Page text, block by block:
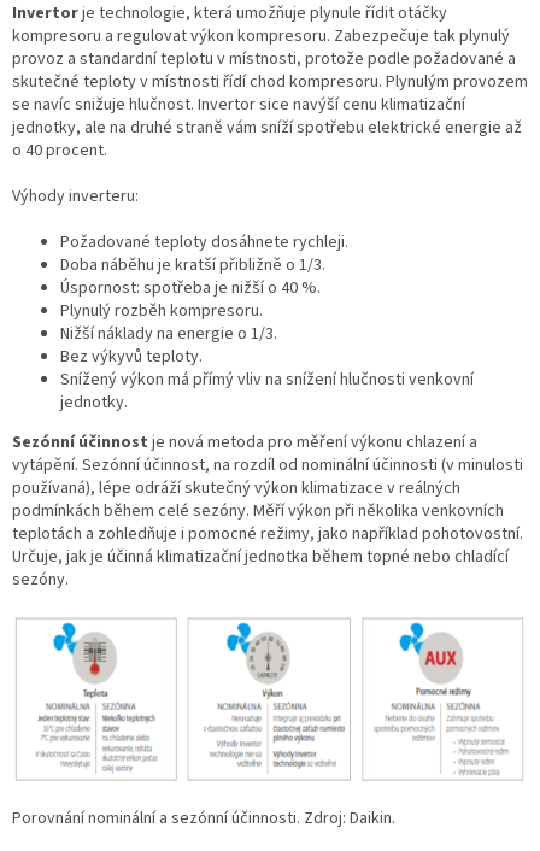
Invertorje technologie, která umožňuje plynule řídit otáčky
kompresoru a regulovat výkon kompresoru. Zabezpečuje tak plynulý
provoz a standardní teplotu v místnosti, protože podle požadované a
skutečné teploty v místnosti řídí chod kompresoru. Plynulým provozem
se navíc snižuje hlučnost. Invertor sice navýší cenu klimatizační
jednotky, ale na druhé straně vám sníží spotřebu elektrické energie až
o 40 procent.
Výhody inverteru:
Požadované teploty dosáhnete rychleji.
Doba náběhu je kratší přibližně o 1/3.
Úspornost: spotřeba je nižší o 40 %.
Plynulý rozběh kompresoru.
Nižší náklady na energie o 1/3.
Bez výkyvů teploty.
Snížený výkon má přímý vliv na snížení hlučnosti venkovní
jednotky.
Sezónní účinnost je nová metoda pro měření výkonu chlazení a
vytápění. Sezónní účinnost, na rozdíl od nominální účinnosti (v minulosti
používaná), lépe odráží skutečný výkon klimatizace v reálných
podmínkách během celé sezóny. Měří výkon při několika venkovních
teplotách a zohledňuje i pomocné režimy, jako například pohotovostní.
Určuje, jak je účinná klimatizační jednotka během topné nebo chladící
sezóny.
Porovnání nominální a sezónní účinnosti. Zdroj: Daikin.